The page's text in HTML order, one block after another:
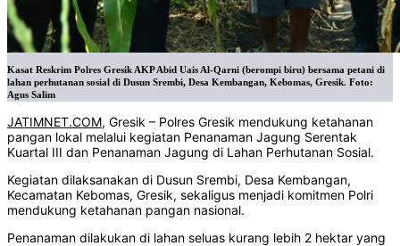
Kasat Reskrim Polres Gresik AKP Abid Uais Al-Qarni (berompi biru) bersama petani di
lahan perhutanan sosial di Dusun Srembi, Desa Kembangan, Kebomas, Gresik. Foto:
Agus Salim
JATIMNET.COM, Gresik – Polres Gresik mendukung ketahanan
pangan lokal melalui kegiatan Penanaman Jagung Serentak
Kuartal III dan Penanaman Jagung di Lahan Perhutanan Sosial.
Kegiatan dilaksanakan di Dusun Srembi, Desa Kembangan,
Kecamatan Kebomas, Gresik, sekaligus menjadi komitmen Polri
mendukung ketahanan pangan nasional.
Penanaman dilakukan di lahan seluas kurang lebih 2 hektar yang